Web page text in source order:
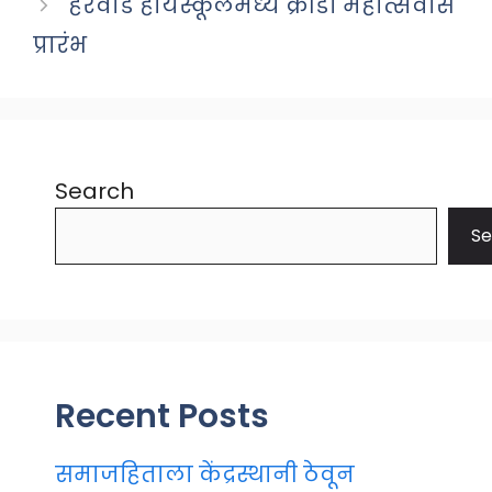
प्रारंभ
Search
Recent Posts
समाजहिताला केंद्रस्थानी ठेवून